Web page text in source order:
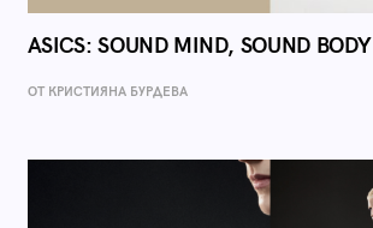
ASICS: SOUND MIND, SOUND BODY
ОТ КРИСТИЯНА БУРДЕВА